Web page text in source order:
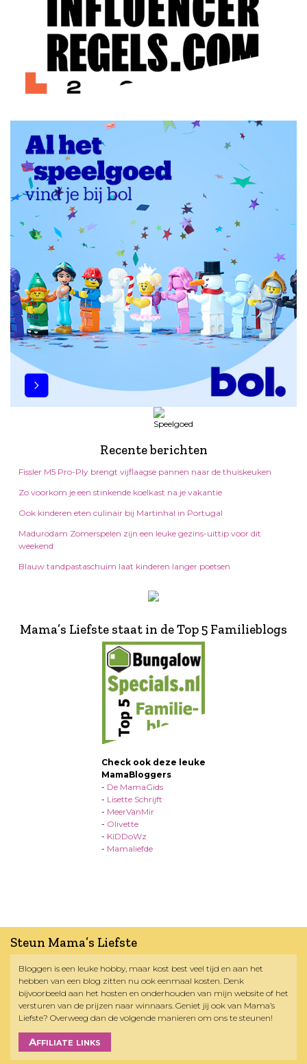
Recente berichten
Fissler M5 Pro-Ply brengt vijflaagse pannen naar de thuiskeuken
Zo voorkom je een stinkende koelkast na je vakantie
Ook kinderen eten culinair bij Martinhal in Portugal
Madurodam Zomerspelen zijn een leuke gezins-uittip voor dit
weekend
Blauw tandpastaschuim laat kinderen langer poetsen
Mama’s Liefste staat in de Top 5 Familieblogs
Check ook deze leuke
MamaBloggers
- De MamaGids
- Lisette Schrijft
- MeerVanMir
- Olivette
- KiDDoWz
- Mamaliefde
Steun Mama’s Liefste
Bloggen is een leuke hobby, maar kost best veel tijd en aan het
hebben van een blog zitten nu ook eenmaal kosten. Denk
bijvoorbeeld aan het hosten en onderhouden van mijn website of het
versturen van de prijzen naar winnaars. Geniet jij ook van Mama’s
Liefste? Overweeg dan de volgende manieren om ons te steunen!
Affiliate links